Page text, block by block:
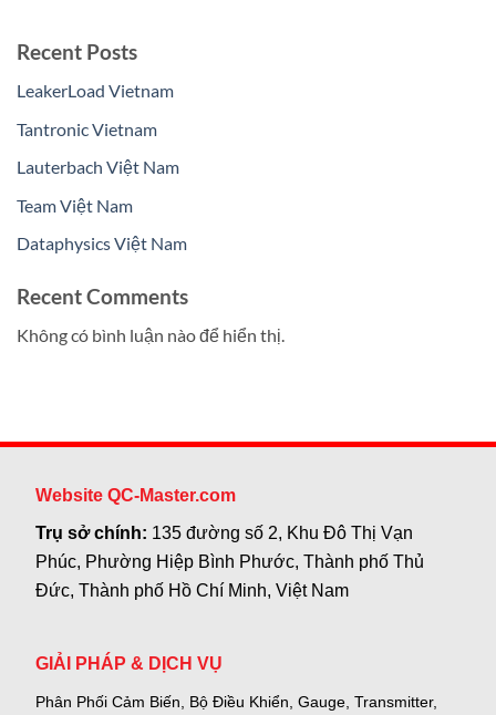
Recent Posts
LeakerLoad Vietnam
Tantronic Vietnam
Lauterbach Việt Nam
Team Việt Nam
Dataphysics Việt Nam
Recent Comments
Không có bình luận nào để hiển thị.
Website QC-Master.com
Trụ sở chính: 135 đường số 2, Khu Đô Thị Vạn
Phúc, Phường Hiệp Bình Phước, Thành phố Thủ
Đức, Thành phố Hồ Chí Minh, Việt Nam
GIẢI PHÁP & DỊCH VỤ
Phân Phối Cảm Biến, Bộ Điều Khiển, Gauge, Transmitter,